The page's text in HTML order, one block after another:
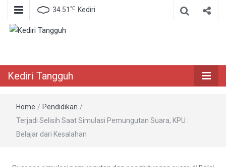
34.51 ℃ Kediri
Kediri Tangguh
Home / Pendidikan /
Terjadi Selisih Saat Simulasi Pemungutan Suara, KPU :
Belajar dari Kesalahan